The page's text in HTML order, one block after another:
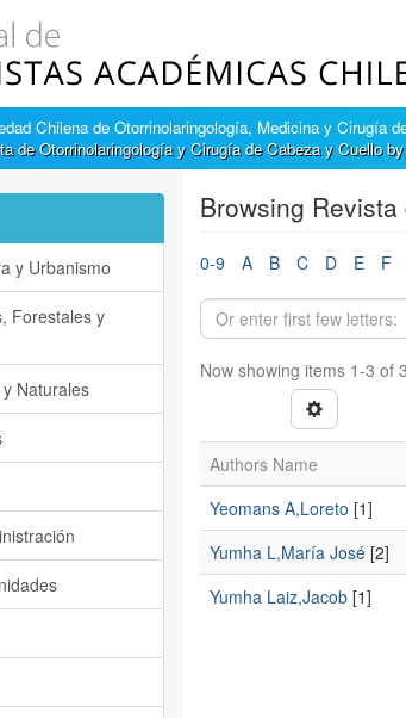
Chilena de Otorrinolaringología, Medicina y Cirugía
de Otorrinolaringología y Cirugía de Cabeza y Cuello
Browsing
0-9 A B C D E F
Now showing items 1-3 of 3
Authors Name
Yeomans A,Loreto [1]
Yumha L,María José[2]
Yumha Laiz,Jacob[1]
y Urbanismo
Forestales y
Naturales